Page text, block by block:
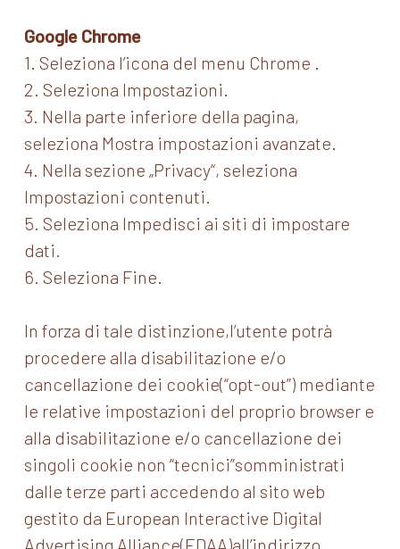
Google Chrome
1. Seleziona l’icona del menu Chrome .
2. Seleziona Impostazioni.
3. Nella parte inferiore della pagina,
seleziona Mostra impostazioni avanzate.
4. Nella sezione „Privacy“, seleziona
Impostazioni contenuti.
5. Seleziona Impedisci ai siti di impostare
dati.
6. Seleziona Fine.
In forza di tale distinzione,l’utente potrà
procedere alla disabilitazione e/o
cancellazione dei cookie(“opt-out”) mediante
le relative impostazioni del proprio browser e
alla disabilitazione e/o cancellazione dei
singoli cookie non “tecnici”somministrati
dalle terze parti accedendo al sito web
gestito da European Interactive Digital
Advertising Alliance(EDAA)all’indirizzo